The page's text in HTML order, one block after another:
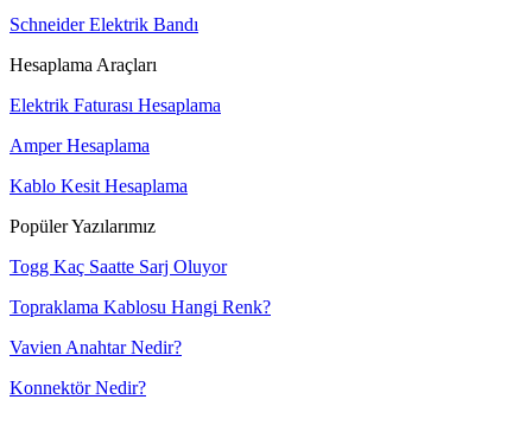
Schneider Elektrik Bandı
Hesaplama Araçları
Elektrik Faturası Hesaplama
Amper Hesaplama
Kablo Kesit Hesaplama
Popüler Yazılarımız
Togg Kaç Saatte Sarj Oluyor
Topraklama Kablosu Hangi Renk?
Vavien Anahtar Nedir?
Konnektör Nedir?